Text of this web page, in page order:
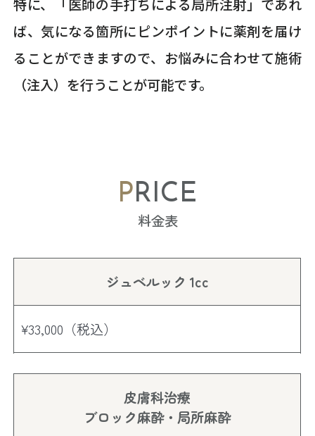
特に、「医師の手打ちによる局所注射」であれ
ば、気になる箇所にピンポイントに薬剤を届け
ることができますので、お悩みに合わせて施術
（注入）を行うことが可能です。
PRICE
料金表
ジュベルック 1cc
¥33,000 （税込）
皮膚科治療
ブロック麻酔・局所麻酔